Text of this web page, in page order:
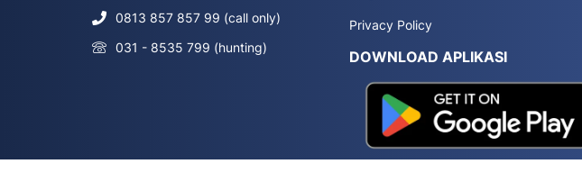
0813 857 857 99 (call only)
031 - 8535 799 (hunting)
Privacy Policy
DOWNLOAD APLIKASI